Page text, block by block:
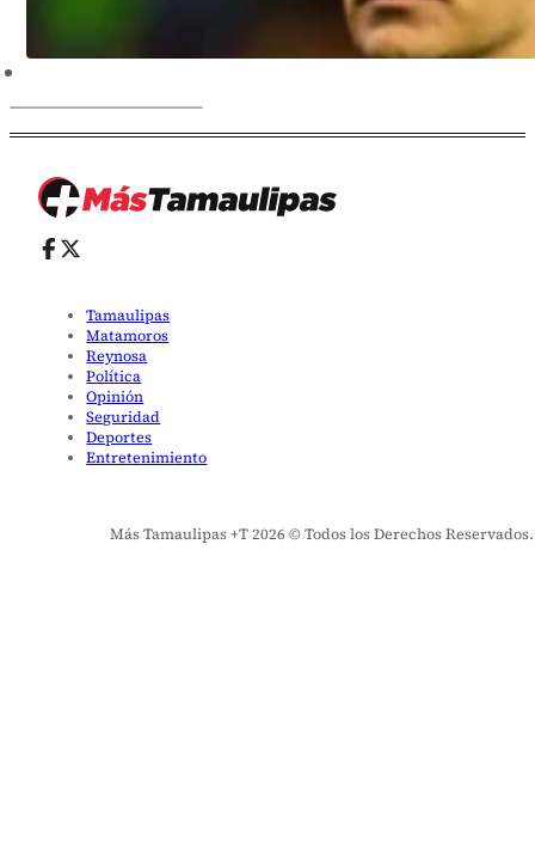
Tamaulipas
Matamoros
Reynosa
Política
Opinión
Seguridad
Deportes
Entretenimiento
Más Tamaulipas +T 2026 © Todos los Derechos